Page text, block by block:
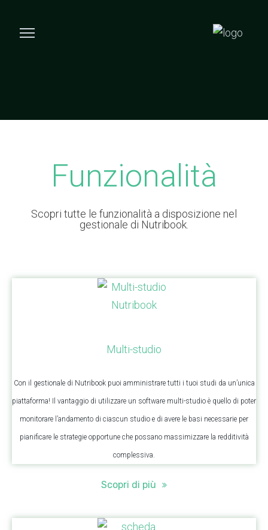
Funzionalità
Scopri tutte le funzionalità a disposizione nel
gestionale di Nutribook.
Multi-studio
Con il gestionale di Nutribook puoi amministrare tutti i tuoi studi da un’unica
piattaforma! Il vantaggio di utilizzare un software multi-studio è quello di poter
monitorare l’andamento di ciascun studio e di avere le basi necessarie per
pianificare le strategie opportune che possano massimizzare la redditività
complessiva.
Scopri di più